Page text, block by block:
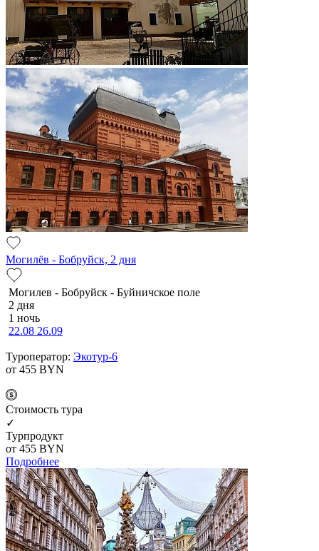
Могилёв - Бобруйск, 2 дня
Мо­ги­лев - Бобруйск - Буй­нич­ское по­ле
2 дня
1 ночь
22.08 26.09
Туроператор: Экотур-6
от 455 BYN
Cтоимость тура
✓
Турпродукт
от 455 BYN
Подробнее